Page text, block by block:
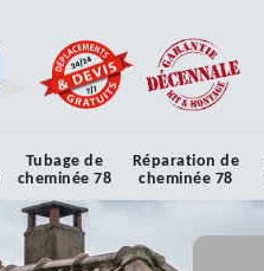
Tubage de
cheminée 78
Réparation de
cheminée 78